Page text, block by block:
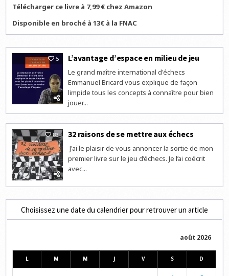
Télécharger ce livre à 7,99 € chez Amazon
Disponible en broché à 13€ à la FNAC
5 L’avantage d’espace en milieu de jeu
Le grand maître international d'échecs
Emmanuel Bricard vous explique de façon
limpide tous les concepts à connaître pour bien
jouer...
83 32 raisons de se mettre aux échecs
J'ai le plaisir de vous annoncer la sortie de mon
premier livre sur le jeu d’échecs. Je l’ai coécrit
avec...
Choisissez une date du calendrier pour retrouver un article
août 2026
L M M J V S D